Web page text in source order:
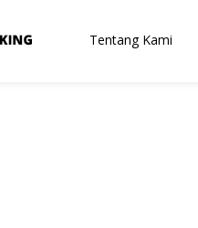
Tentang Kami